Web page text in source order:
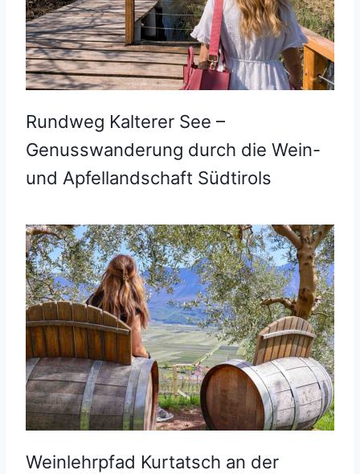
Rundweg Kalterer See –
Genusswanderung durch die Wein-
und Apfellandschaft Südtirols
Weinlehrpfad Kurtatsch an der